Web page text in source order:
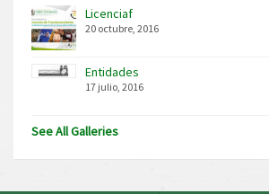
Licenciaf
20 octubre, 2016
Entidades
17 julio, 2016
See All Galleries